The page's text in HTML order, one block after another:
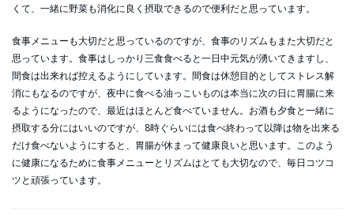
くて、一緒に野菜も消化に良く摂取できるので便利だと思っています。
食事メニューも大切だと思っているのですが、食事のリズムもまた大切だと
思っています。食事はしっかり三食食べると一日中元気が湧いてきますし、
間食は出来れば控えるようにしています。間食は休憩目的としてストレス解
消にもなるのですが、夜中に食べる油っこいものは本当に次の日に胃腸に来
るようになったので、最近はほとんど食べていません。お酒も夕食と一緒に
摂取する分にはいいのですが、8時ぐらいには食べ終わって以降は物を出来る
だけ食べないようにすると、胃腸が休まって健康良いと思います。このよう
に健康になるために食事メニューとリズムはとても大切なので、毎日コツコ
ツと頑張っています。